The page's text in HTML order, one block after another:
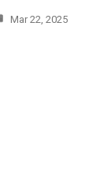
Mar 22, 2025